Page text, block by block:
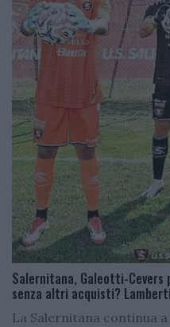
Salernitana, Galeotti-
senza altri acquisti?
La Salernitana continua